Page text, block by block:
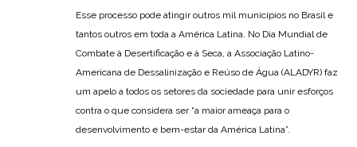
Esse processo pode atingir outros mil municípios no Brasil e
tantos outros em toda a América Latina. No Dia Mundial de
Combate à Desertificação e à Seca, a Associação Latino-
Americana de Dessalinização e Reúso de Água (ALADYR) faz
um apelo a todos os setores da sociedade para unir esforços
contra o que considera ser “a maior ameaça para o
desenvolvimento e bem-estar da América Latina”.